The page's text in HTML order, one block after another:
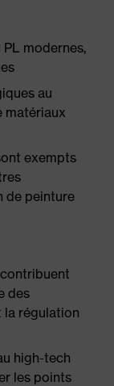
PL modernes,
au
matériaux
exempts
de peinture
des
la régulation
high-tech
les points